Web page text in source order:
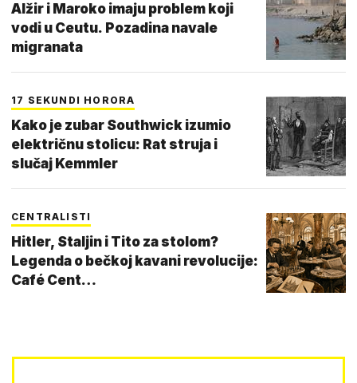
Alžir i Maroko imaju problem koji
vodi u Ceutu. Pozadina navale
migranata
17 SEKUNDI HORORA
Kako je zubar Southwick izumio
električnu stolicu: Rat struja i
slučaj Kemmler
CENTRALISTI
Hitler, Staljin i Tito za stolom?
Legenda o bečkoj kavani revolucije:
Café Cent…